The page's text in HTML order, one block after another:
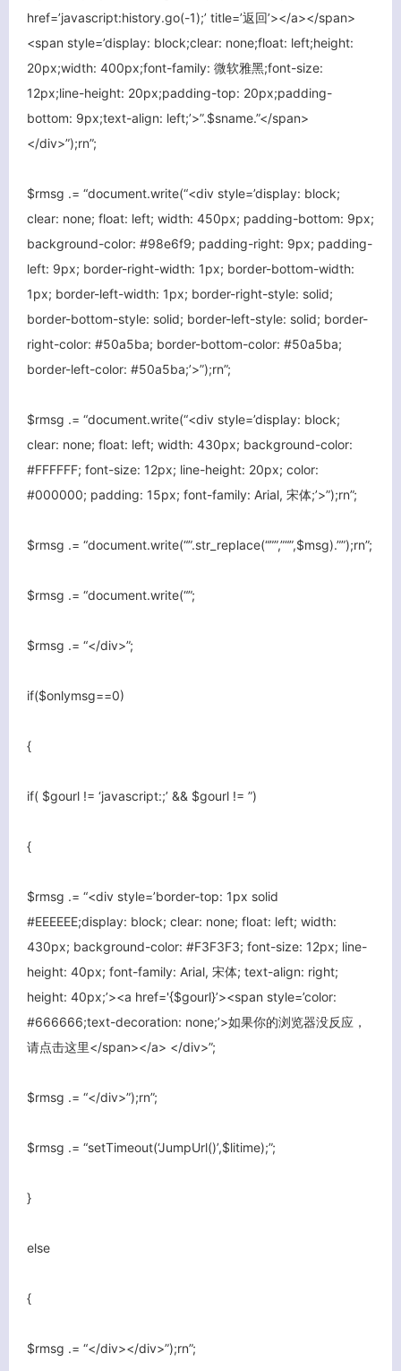
href=’javascript:history.go(-1);’ title=’返回’></a></span>
<span style=’display: block;clear: none;float: left;height:
20px;width: 400px;font-family: 微软雅黑;font-size:
12px;line-height: 20px;padding-top: 20px;padding-
bottom: 9px;text-align: left;’>”.$sname.”</span>
</div>”);rn”;
$rmsg .= “document.write(“<div style=’display: block;
clear: none; float: left; width: 450px; padding-bottom: 9px;
background-color: #98e6f9; padding-right: 9px; padding-
left: 9px; border-right-width: 1px; border-bottom-width:
1px; border-left-width: 1px; border-right-style: solid;
border-bottom-style: solid; border-left-style: solid; border-
right-color: #50a5ba; border-bottom-color: #50a5ba;
border-left-color: #50a5ba;’>”);rn”;
$rmsg .= “document.write(“<div style=’display: block;
clear: none; float: left; width: 430px; background-color:
#FFFFFF; font-size: 12px; line-height: 20px; color:
#000000; padding: 15px; font-family: Arial, 宋体;’>”);rn”;
$rmsg .= “document.write(“”.str_replace(“””,”“”,$msg).””);rn”;
$rmsg .= “document.write(“”;
$rmsg .= “</div>”;
if($onlymsg==0)
{
if( $gourl != ‘javascript:;’ && $gourl != ”)
{
$rmsg .= “<div style=’border-top: 1px solid
#EEEEEE;display: block; clear: none; float: left; width:
430px; background-color: #F3F3F3; font-size: 12px; line-
height: 40px; font-family: Arial, 宋体; text-align: right;
height: 40px;’><a href='{$gourl}’><span style=’color:
#666666;text-decoration: none;’>如果你的浏览器没反应，
请点击这里</span></a> </div>”;
$rmsg .= “</div>”);rn”;
$rmsg .= “setTimeout(‘JumpUrl()’,$litime);”;
}
else
{
$rmsg .= “</div></div>”);rn”;